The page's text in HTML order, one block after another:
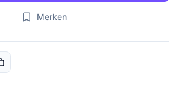
Merken